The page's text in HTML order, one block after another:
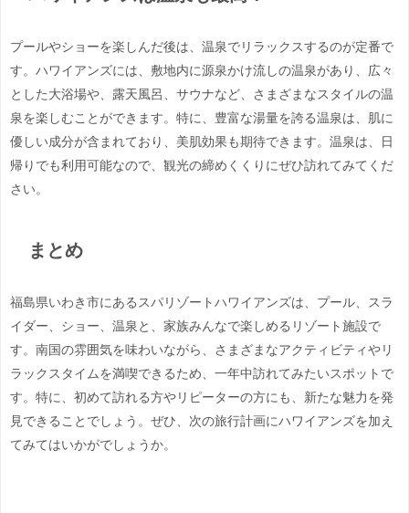
プールやショーを楽しんだ後は、温泉でリラックスするのが定番で
す。ハワイアンズには、敷地内に源泉かけ流しの温泉があり、広々
とした大浴場や、露天風呂、サウナなど、さまざまなスタイルの温
泉を楽しむことができます。特に、豊富な湯量を誇る温泉は、肌に
優しい成分が含まれており、美肌効果も期待できます。温泉は、日
帰りでも利用可能なので、観光の締めくくりにぜひ訪れてみてくだ
さい。
まとめ
福島県いわき市にあるスパリゾートハワイアンズは、プール、スラ
イダー、ショー、温泉と、家族みんなで楽しめるリゾート施設で
す。南国の雰囲気を味わいながら、さまざまなアクティビティやリ
ラックスタイムを満喫できるため、一年中訪れてみたいスポットで
す。特に、初めて訪れる方やリピーターの方にも、新たな魅力を発
見できることでしょう。ぜひ、次の旅行計画にハワイアンズを加え
てみてはいかがでしょうか。